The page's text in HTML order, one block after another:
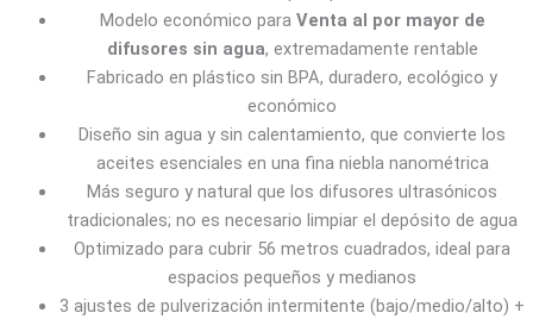
Modelo económico para Venta al por mayor de
difusores sin agua, extremadamente rentable
Fabricado en plástico sin BPA, duradero, ecológico y
económico
Diseño sin agua y sin calentamiento, que convierte los
aceites esenciales en una fina niebla nanométrica
Más seguro y natural que los difusores ultrasónicos
tradicionales; no es necesario limpiar el depósito de agua
Optimizado para cubrir 56 metros cuadrados, ideal para
espacios pequeños y medianos
3 ajustes de pulverización intermitente (bajo/medio/alto) +